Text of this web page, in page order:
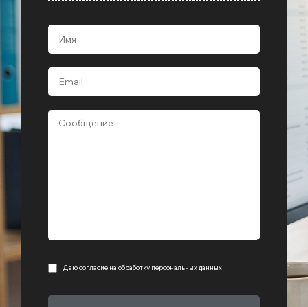
Даю согласие на обработку персональных данных